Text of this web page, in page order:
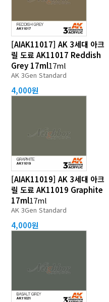
[AIAK11017] AK 3세대 아크
릴 도료 AK11017 Reddish
Grey 17ml17ml
AK 3Gen Standard
4,000원
[AIAK11019] AK 3세대 아크
릴 도료 AK11019 Graphite
17ml17ml
AK 3Gen Standard
4,000원